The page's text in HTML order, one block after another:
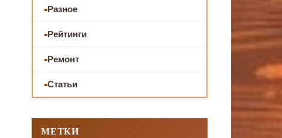
Разное
Рейтинги
Ремонт
Статьи
МЕТКИ